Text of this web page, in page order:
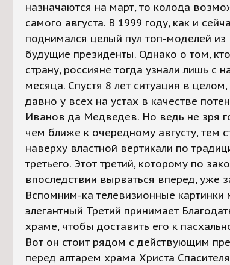
назначаются на март, то колода
самого августа. В 1999 году, как и
поднимался целый пул топ-моделей
будущие президенты. Однако о том,
страну, россияне тогда узнали лишь с
месяца. Спустя 8 лет ситуация в
давно у всех на устах в качестве
Иванов да Медведев. Но ведь не зря
чем ближе к очередному августу, тем
наверху властной вертикали по
третьего. Этот третий, которому по
впоследствии вырваться вперед, уже
Вспомним-ка телевизионные картинки
элегантный Третий принимает
храме, чтобы доставить его к
Вот он стоит рядом с действующим
перед алтарем храма Христа